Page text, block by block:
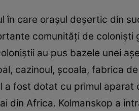
în care oraşul deşertic din
comunităţi de
au pus bazele unei
cazinoul, şcoala, fabrica
a fost dotat cu primul
din Africa. Kolmanskop a